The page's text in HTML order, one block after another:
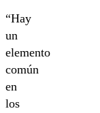
“Hay
un
elemento
común
en
los